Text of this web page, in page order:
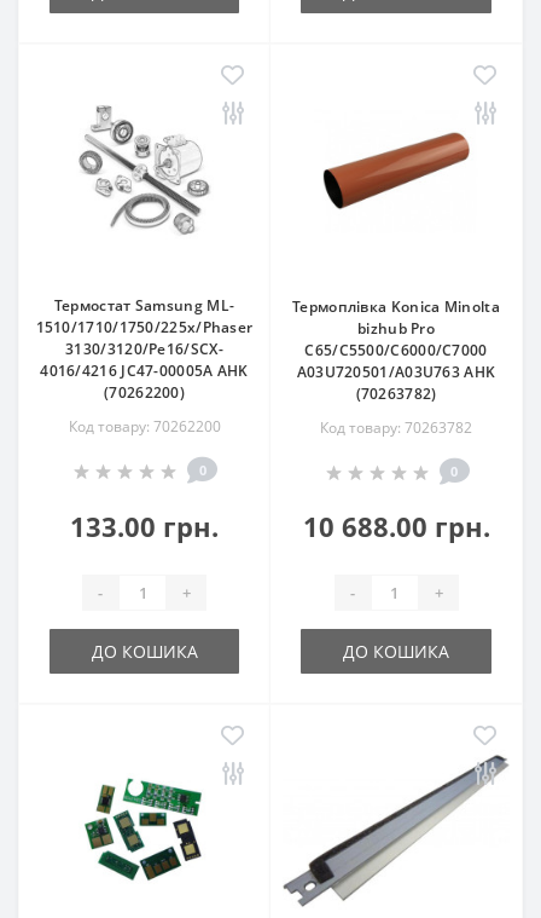
Термостат Samsung ML-
1510/1710/1750/225x/Phaser
3130/3120/Pe16/SCX-
4016/4216 JC47-00005A AHK
(70262200)
Код товару: 70262200
0
133.00 грн.
- +
ДО КОШИКА
Термоплівка Konica Minolta
bizhub Pro
C65/C5500/C6000/C7000
A03U720501/A03U763 AHK
(70263782)
Код товару: 70263782
0
10 688.00 грн.
- +
ДО КОШИКА